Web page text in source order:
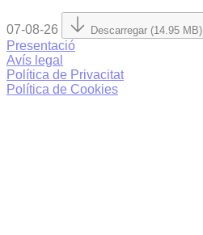
07-08-26 Descarregar (14.95 MB)
Presentació
Avís legal
Política de Privacitat
Política de Cookies